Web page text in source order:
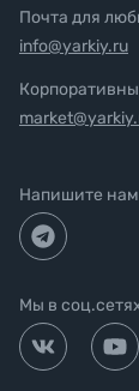
Почта для
info@yarkiy.ru
Напишите
Мы в